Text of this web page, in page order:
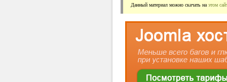
Данный материал можно скачать на этом